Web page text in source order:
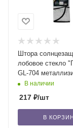
Штора
лобовое стекло
GL-704
фольга, серебро,
В наличии
217 ₽/шт
В